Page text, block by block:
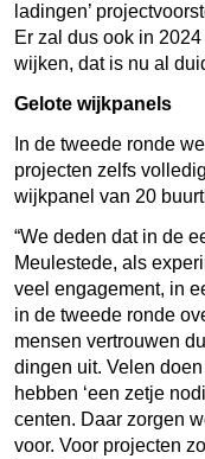
ladingen’
Er zal dus ook in
wijken, dat is nu al
Gelote wijkpanels
In de tweede ronde
projecten zelfs
wijkpanel van 20
“We deden dat in de
Meulestede, als
veel engagement, in
in de tweede ronde
mensen vertrouwen
dingen uit. Velen
hebben ‘een zetje
centen. Daar zorgen
voor. Voor projecten